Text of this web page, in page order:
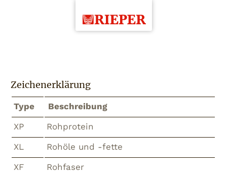
Zeichenerklärung
Type
Beschreibung
XP
Rohprotein
XL
Rohöle und -fette
XF
Rohfaser